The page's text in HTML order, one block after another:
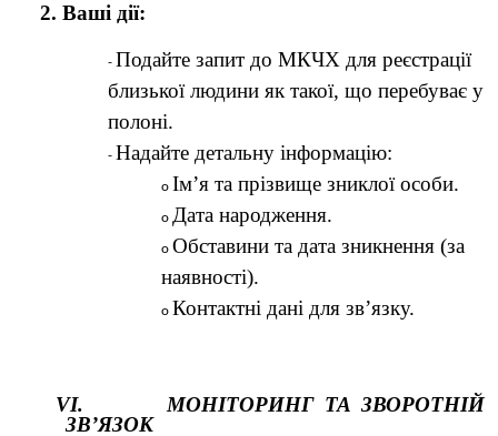
2. Ваші дії:
Подайте запит до МКЧХ для реєстрації
близької людини як такої, що перебуває у
полоні.
Надайте детальну інформацію:
Ім’я та прізвище зниклої особи.
Дата народження.
Обставини та дата зникнення (за
наявності).
Контактні дані для зв’язку.
VI. МОНІТОРИНГ ТА ЗВОРОТНІЙ
ЗВ’ЯЗОК